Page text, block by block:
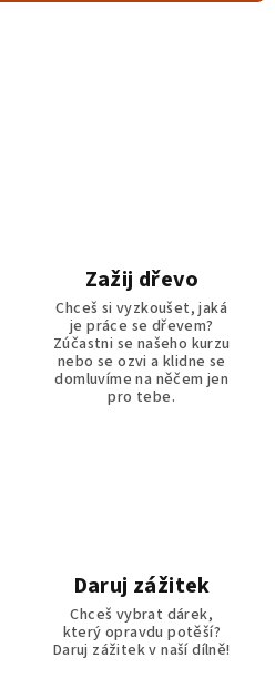
Zažij dřevo
Chceš si vyzkoušet, jaká
je práce se dřevem?
Zúčastni se našeho kurzu
nebo se ozvi a klidne se
domluvíme na něčem jen
pro tebe.
Daruj zážitek
Chceš vybrat dárek,
který opravdu potěší?
Daruj zážitek v naší dílně!